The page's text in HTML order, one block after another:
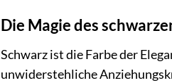
Die Magie des
Schwarz ist die Farbe der
unwiderstehliche